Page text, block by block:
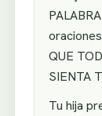
QUE
SIENTA
Tu hija